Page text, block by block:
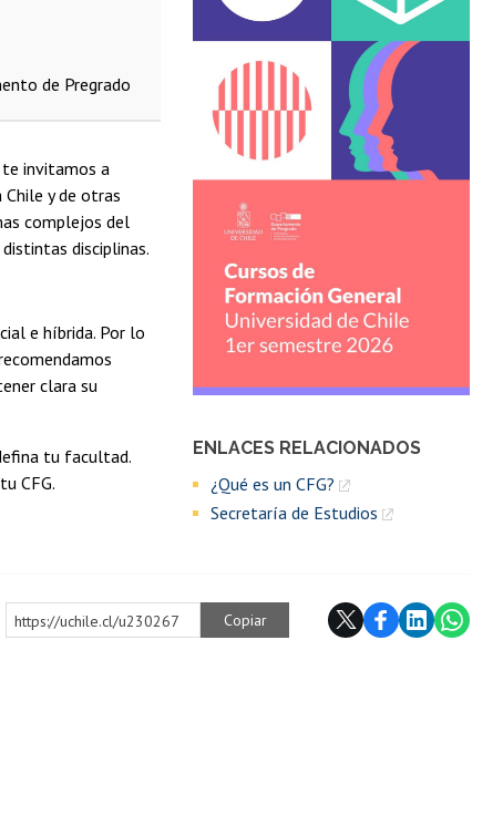
ENLACES RELACIONADOS
¿Qué es un CFG?
Secretaría de Estudios
de Pregrado
te invitamos a
y de otras
complejos del
disciplinas.
e híbrida. Por lo
clara su
tu facultad.
CFG.
https://uchile.cl/u230267 Copiar